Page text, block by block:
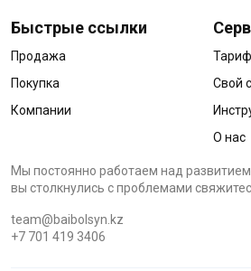
Быстрые ссылки
Продажа
Покупка
Компании
Свой
О нас
Мы постоянно работаем над
вы столкнулись с проблемами
team@baibolsyn.kz
+7 701 419 3406